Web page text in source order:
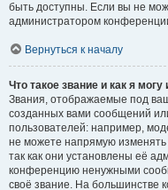
быть доступны. Если вы не
администратором
Вернуться к началу
Что такое звание и как я могу
Звания, отображаемые под
созданных вами сообщений
пользователей: например,
не можете напрямую
так как они установлены её
конференцию ненужными
своё звание. На большинстве